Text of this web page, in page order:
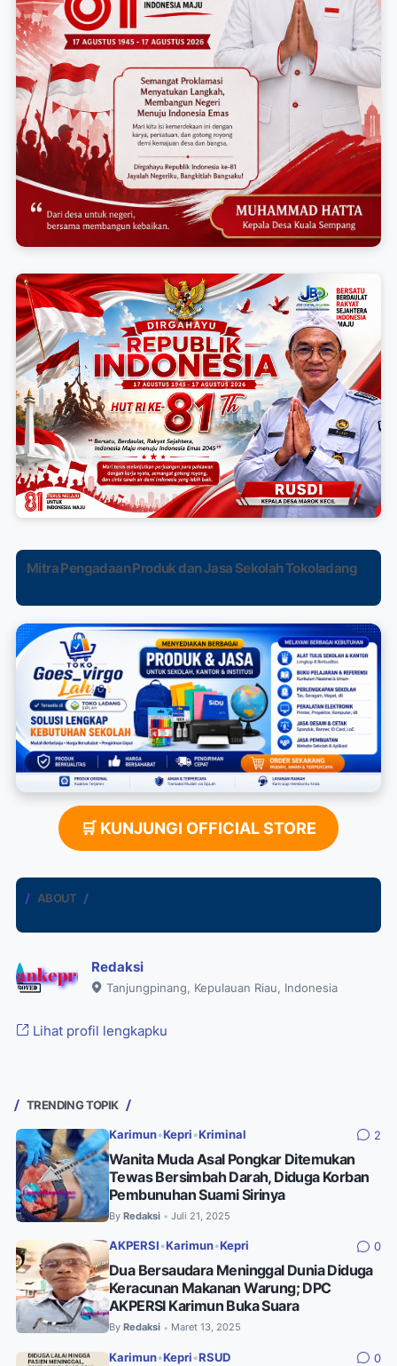
Mitra Pengadaan Produk dan Jasa Sekolah Tokoladang
🛒 KUNJUNGI OFFICIAL STORE
ABOUT
Redaksi
Tanjungpinang, Kepulauan Riau, Indonesia
Lihat profil lengkapku
TRENDING TOPIK
Karimun•Kepri •Kriminal 2
Wanita Muda Asal Pongkar Ditemukan
Tewas Bersimbah Darah, Diduga Korban
Pembunuhan Suami Sirinya
By Redaksi • Juli 21, 2025
AKPERSI •Karimun•Kepri 0
Dua Bersaudara Meninggal Dunia Diduga
Keracunan Makanan Warung; DPC
AKPERSI Karimun Buka Suara
By Redaksi • Maret 13, 2025
Karimun•Kepri •RSUD 0